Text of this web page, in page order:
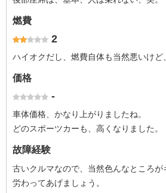
燃費
2
ハイオクだし、燃費自体も当然悪いけど
価格
-
車体価格、かなり上がりましたね。
どのスポーツカーも、高くなりました。
故障経験
古いクルマなので、当然色んなところが
労わってあげましょう。